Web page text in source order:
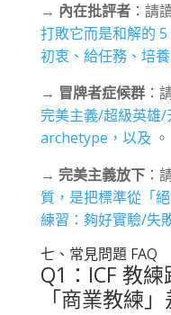
→ 內在批評者：請
打敗它而是和解的
初衷、給任務、培
→ 冒牌者症候群：
完美主義/超級英雄
archetype，以及 。
→ 完美主義放下：
質，是把標準從「
練習：夠好實驗/失
七、常見問題 FAQ
Q1：ICF 教練
「商業教練